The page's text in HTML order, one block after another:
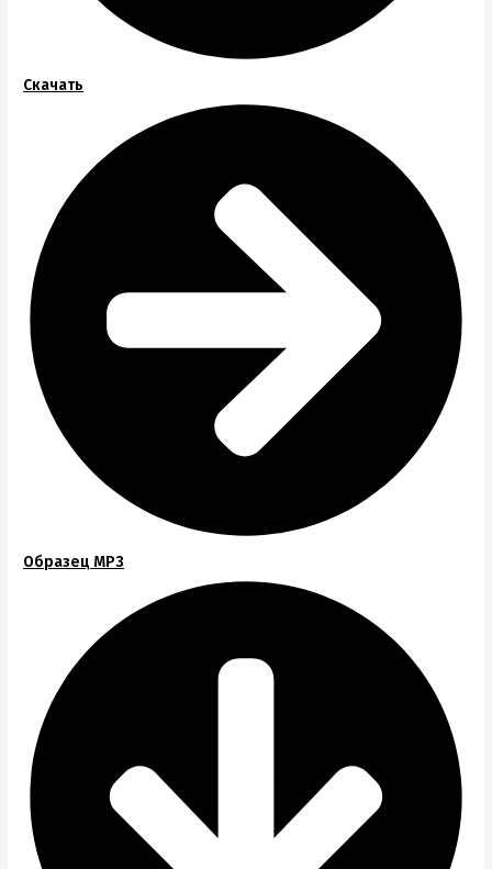
Скачать
Образец MP3